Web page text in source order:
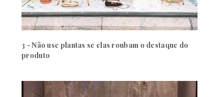
3 - Não use plantas se elas roubam o destaque do
produto